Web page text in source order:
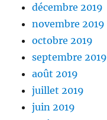
décembre 2019
novembre 2019
octobre 2019
septembre 2019
août 2019
juillet 2019
juin 2019